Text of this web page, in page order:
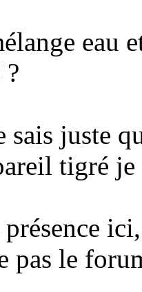
eau
sais juste
tigré je
pas le